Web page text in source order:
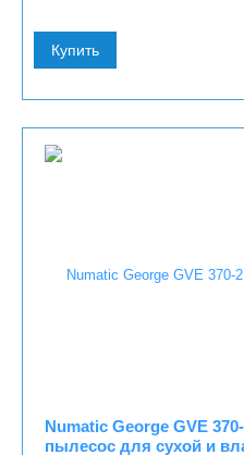
Купить
Numatic George GVE
пылесос для сухой и